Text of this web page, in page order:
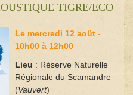
TIGRE/ECO
Le mercredi 12 août -
10h00 à 12h00
Lieu : Réserve Naturelle
Régionale du Scamandre
(Vauvert)